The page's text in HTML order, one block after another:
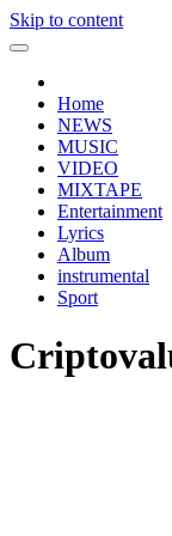
Skip to content
Home
NEWS
MUSIC
VIDEO
MIXTAPE
Entertainment
Lyrics
Album
instrumental
Sport